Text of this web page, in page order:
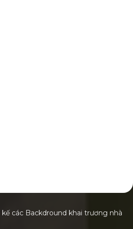
kế các Backdround khai trương nhà